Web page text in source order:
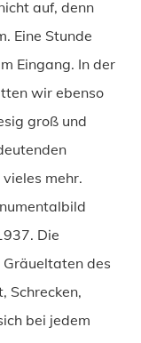
auf, denn
Eine Stunde
Eingang. In der
wir ebenso
groß und
mehr.
Die
des
Schrecken,
bei jedem